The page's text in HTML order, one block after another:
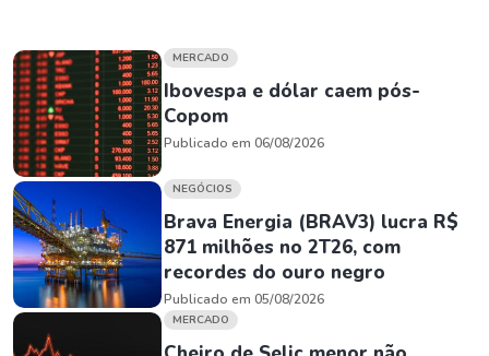
MERCADO
Ibovespa e dólar caem pós-
Copom
Publicado em 06/08/2026
NEGÓCIOS
Brava Energia (BRAV3) lucra R$
871 milhões no 2T26, com
recordes do ouro negro
Publicado em 05/08/2026
MERCADO